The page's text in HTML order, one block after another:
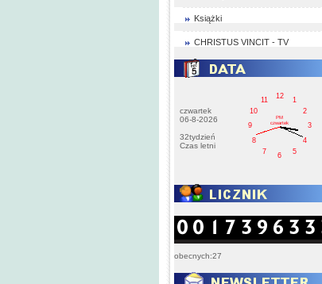
Książki
CHRISTUS VINCIT - TV
czwartek
06-8-2026
32tydzień
Czas letni
1
2
3
4
5
6
7
8
9
10
11
12
PM
czwartek
obecnych:27